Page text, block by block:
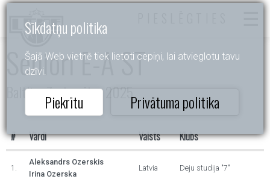
Sīkdatņu politika
Šajā Web vietnē tiek lietoti cepiņi, lai atvieglotu tavu
dzīvi.
Piekrītu Privātuma politika
Seniori E-A ST
Baltijas Zvaigznītes 2025
# Vārdi Valsts Klubs
1.
Aleksandrs Ozerskis
Irina Ozerska
Latvia Deju studija "7"